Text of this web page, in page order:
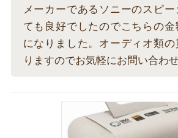
メーカーであるソニーのスピー
ても良好でしたのでこちらの金
になりました。オーディオ類
りますのでお気軽にお問い合わ